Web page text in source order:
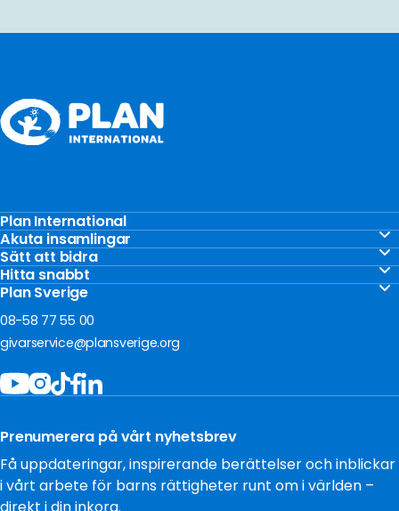
Plan International
Stöd barnen
Vårt arbete
För företag
Om oss
Akuta insamlingar
Akut insamling Gaza
Akut insamling Ukraina
Sätt att bidra
Gåvoshop
Ge en gåva
Bli månadsgivare
Starta egen insamling
Bidra som företag
Testamentera
Hitta snabbt
Kontakta oss
Frågor och svar
Jobba hos oss
Policys och villkor
Tillgänglighet
Cookies
Plan Sverige
08-58 77 55 00
givarservice@plansverige.org
Prenumerera på vårt nyhetsbrev
Få uppdateringar, inspirerande berättelser och inblickar
i vårt arbete för barns rättigheter runt om i världen –